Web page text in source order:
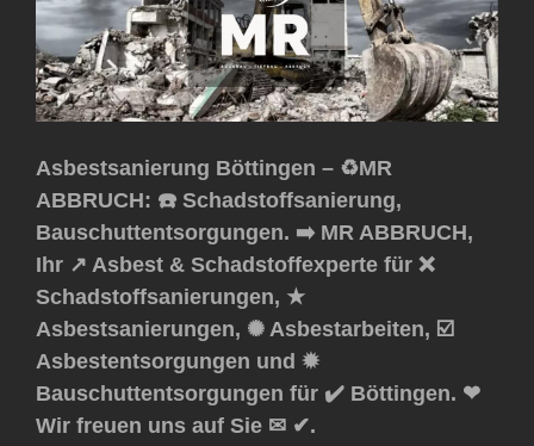
Asbestsanierung Böttingen – ♻️MR
ABBRUCH: ☎️ Schadstoffsanierung,
Bauschuttentsorgungen. ➡️ MR ABBRUCH,
Ihr ↗️ Asbest & Schadstoffexperte für ❌
Schadstoffsanierungen, ★
Asbestsanierungen, ✺ Asbestarbeiten, ☑️
Asbestentsorgungen und ✹
Bauschuttentsorgungen für ✔️ Böttingen. ❤
Wir freuen uns auf Sie ✉ ✔.